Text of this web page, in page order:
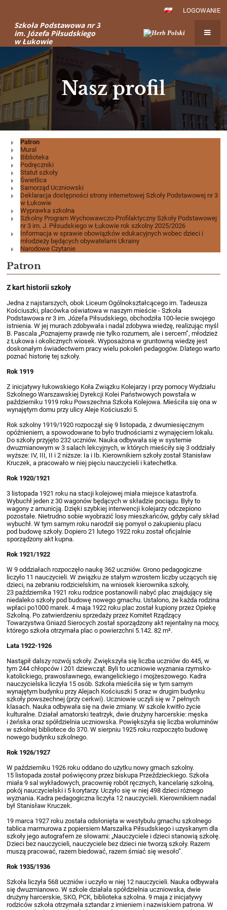
LOGOWANIE
Szkoła Podstawowa nr 3
im. Józefa Piłsudskiego
w Łukowie
Nasz profil
Nasz
profil
Patron
Mural
Biblioteka
Podręczniki
Statut szkoły
Świetlica
Samorząd Uczniowski
Deklaracja dostępności strony internetowej Szkoły Podstawowej nr 3
w Łukowie
Wyprawka szkolna
Szkolny Program Wychowawczo-Profilaktyczny Szkoły Podstawowej
nr 3 im. J. Piłsudskiego w Łukowie rok szkolny 2025/2026
Informacja w sprawie obowiązków edukacyjnych wobec dzieci i
młodzieży będących obywatelami Ukrainy
Narodowe Czytanie
Patron
Z kart historii szkoły
Jedna z najstarszych, obok Liceum Ogólnokształcącego im. Tadeusza
Kościuszki, placówka oświatowa w naszym mieście - Szkoła
Podstawowa nr 3 im. Józefa Piłsudskiego, obchodziła 100-lecie swojego
istnienia. W jej murach zdobywała i nadal zdobywa wiedzę, realizując myśl
B. Pascala „Poznajemy prawdę nie tylko rozumem, ale i sercem”, młodzież
z Łukowa i okolicznych wiosek. Wyposażona w gruntowną wiedzę jest
doskonałym świadectwem pracy wielu pokoleń pedagogów. Dlatego warto
poznać historię tej szkoły.
Rok 1919
Z inicjatywy łukowskiego Koła Związku Kolejarzy i przy pomocy Wydziału
Szkolnego Warszawskiej Dyrekcji Kolei Państwowych powstała w
październiku 1919 roku Powszechna Szkoła Kolejowa. Mieściła się ona w
wynajętym domu przy ulicy Aleje Kościuszki 5.
Rok szkolny 1919/1920 rozpoczął się 9 listopada, z dwumiesięcznym
opóźnieniem, a spowodowane to było trudnościami z wynajęciem lokalu.
Do szkoły przyjęto 232 uczniów. Nauka odbywała się w systemie
dwuzmianowym w 3 salach lekcyjnych, w których mieściły się 3 oddziały
wyższe: IV, III, II i 2 niższe: Ia i Ib. Kierownikiem szkoły został Stanisław
Kruczek, a pracowało w niej pięciu nauczycieli i katechetka.
Rok 1920/1921
3 listopada 1921 roku na stacji kolejowej miała miejsce katastrofa.
Wybuchł jeden z 30 wagonów będących w składzie pociągu. Były to
wagony z amunicją. Dzięki szybkiej interwencji kolejarzy odczepiono
pozostałe. Nietrudno sobie wyobrazić losy mieszkańców, gdyby cały skład
wybuchł. W tym samym roku narodził się pomysł o zakupieniu placu
pod budowę szkoły. Dopiero 21 lutego 1922 roku został oficjalnie
sporządzony akt kupna.
Rok 1921/1922
W 9 oddziałach rozpoczęło naukę 362 uczniów. Grono pedagogiczne
liczyło 11 nauczycieli. W związku ze stałym wzrostem liczby uczących się
dzieci, na zebraniu rodzicielskim, na wniosek kierownika szkoły,
23 października 1921 roku rodzice postanowili nabyć plac znajdujący się
niedaleko szkoły pod budowę nowego gmachu. Ustalono, że każda rodzina
wpłaci po1000 marek. 4 maja 1922 roku plac został kupiony przez Opiekę
Szkolną. Po zatwierdzeniu sprzedaży przez Komitet Rządzący
Towarzystwa Gniazd Sierocych został sporządzony akt rejentalny na mocy,
którego szkoła otrzymała plac o powierzchni 5.142. 82 m².
Lata 1922-1926
Nastąpił dalszy rozwój szkoły. Zwiększyła się liczba uczniów do 445, w
tym 244 chłopców i 201 dziewcząt. Byli to uczniowie wyznania rzymsko-
katolickiego, prawosławnego, ewangelickiego i mojżeszowego. Kadra
nauczycielska liczyła 15 osób. Szkoła mieściła się w tym samym
wynajętym budynku przy Alejach Kościuszki 5 oraz w drugim budynku
szkoły powszechnej (przy cerkwi). Uczniowie uczyli się w 7 pełnych
klasach. Nauka odbywała się na dwie zmiany. W szkole kwitło życie
kulturalne. Działał amatorski teatrzyk, dwie drużyny harcerskie: męska
i żeńska oraz spółdzielnia uczniowska. Powiększyła się liczba woluminów
w szkolnej bibliotece do 370. W sierpniu 1925 roku rozpoczęto budowę
nowego budynku szkolnego.
Rok 1926/1927
W październiku 1926 roku oddano do użytku nowy gmach szkolny.
15 listopada został poświęcony przez biskupa Przeździeckiego. Szkoła
miała 9 sal wykładowych, pracownię robót ręcznych, kancelarię szkolną,
pokój nauczycielski i 5 korytarzy. Uczyło się w niej 498 dzieci różnego
wyznania. Kadra pedagogiczna liczyła 12 nauczycieli. Kierownikiem nadal
był Stanisław Kruczek.
19 marca 1927 roku została odsłonięta w westybulu gmachu szkolnego
tablica marmurowa z popiersiem Marszałka Piłsudskiego i uzyskanym dla
szkoły jego autografem ze słowami: „Nauczyciele i dzieci stanowią szkołę.
Dzieci bez nauczycieli, nauczyciele bez dzieci nie tworzą szkoły. Razem
muszą pracować, razem biedować, razem śmiać się wesoło”.
Rok 1935/1936
Szkoła liczyła 568 uczniów i uczyło w niej 12 nauczycieli. Nauka odbywała
się dwuzmianowo. W szkole działała spółdzielnia uczniowska, dwie
drużyny harcerskie, SKO, PCK, biblioteka szkolna. 9 maja z inicjatywy
rodziców szkoła otrzymała sztandar z imieniem i nazwiskiem patrona. W